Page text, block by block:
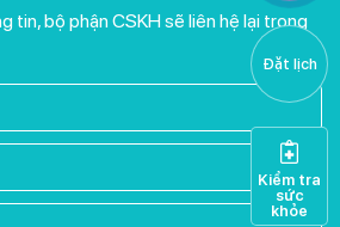
tin, bộ phận CSKH sẽ liên hệ lại trong
Đặt lịch
Kiểm tra
sức
khỏe